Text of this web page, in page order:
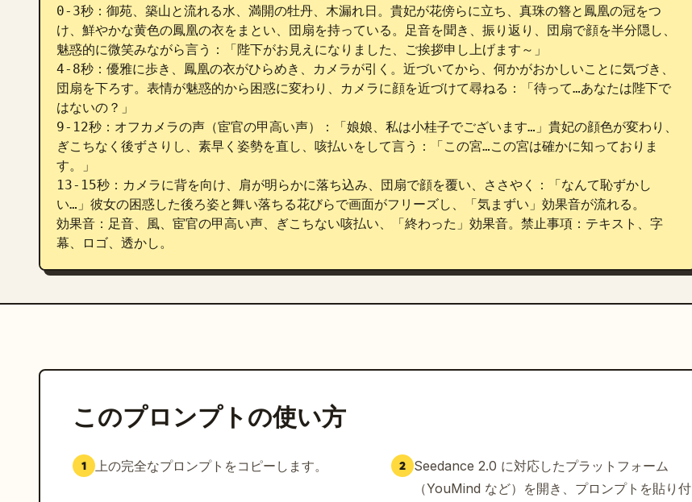
0-3秒：御苑、築山と流れる水、満開の牡丹、木漏れ日。貴妃が花傍らに立ち、真珠の簪と鳳凰の冠をつ
け、鮮やかな黄色の鳳凰の衣をまとい、団扇を持っている。足音を聞き、振り返り、団扇で顔を半分隠し、
魅惑的に微笑みながら言う：「陛下がお見えになりました、ご挨拶申し上げます～」
4-8秒：優雅に歩き、鳳凰の衣がひらめき、カメラが引く。近づいてから、何かがおかしいことに気づき、
団扇を下ろす。表情が魅惑的から困惑に変わり、カメラに顔を近づけて尋ねる：「待って…あなたは陛下で
はないの？」
9-12秒：オフカメラの声（宦官の甲高い声）：「娘娘、私は小桂子でございます…」貴妃の顔色が変わり、
ぎこちなく後ずさりし、素早く姿勢を直し、咳払いをして言う：「この宮…この宮は確かに知っておりま
す。」
13-15秒：カメラに背を向け、肩が明らかに落ち込み、団扇で顔を覆い、ささやく：「なんて恥ずかし
い…」彼女の困惑した後ろ姿と舞い落ちる花びらで画面がフリーズし、「気まずい」効果音が流れる。
効果音：足音、風、宦官の甲高い声、ぎこちない咳払い、「終わった」効果音。禁止事項：テキスト、字
幕、ロゴ、透かし。
このプロンプトの使い方
1 上の完全なプロンプトをコピーします。 2 Seedance 2.0 に対応したプラットフォーム
（YouMind など）を開き、プロンプトを貼り付